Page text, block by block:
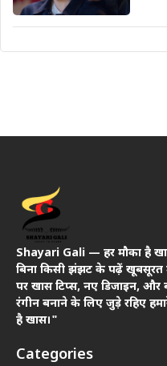
Shayari Gali — हर मौका है
बिना किसी झंझट के पढ़ें खूबसूरत
पर खास टिप्स, नए डिजाइन,
रंगीन बनाने के लिए जुड़े रहिए
है खास।"
Categories